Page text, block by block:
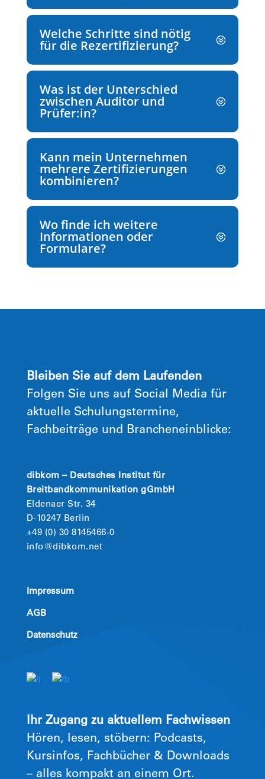
Welche Schritte sind nötig
für die Rezertifizierung?
Was ist der Unterschied
zwischen Auditor und
Prüfer:in?
Kann mein Unternehmen
mehrere Zertifizierungen
kombinieren?
Wo finde ich weitere
Informationen oder
Formulare?
Bleiben Sie auf dem Laufenden
Folgen Sie uns auf Social Media für
aktuelle Schulungstermine,
Fachbeiträge und Brancheneinblicke:
dibkom – Deutsches Institut für
Breitbandkommunikation gGmbH
Eldenaer Str. 34
D-10247 Berlin
+49 (0) 30 8145466-0
info@dibkom.net
Impressum
AGB
Datenschutz
Ihr Zugang zu aktuellem Fachwissen
Hören, lesen, stöbern: Podcasts,
Kursinfos, Fachbücher & Downloads
– alles kompakt an einem Ort.